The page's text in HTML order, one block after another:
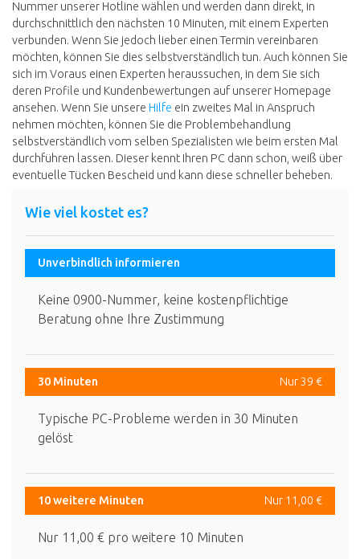
Nummer unserer Hotline wählen und werden dann direkt, in
durchschnittlich den nächsten 10 Minuten, mit einem Experten
verbunden. Wenn Sie jedoch lieber einen Termin vereinbaren
möchten, können Sie dies selbstverständlich tun. Auch können Sie
sich im Voraus einen Experten heraussuchen, in dem Sie sich
deren Profile und Kundenbewertungen auf unserer Homepage
ansehen. Wenn Sie unsere Hilfe ein zweites Mal in Anspruch
nehmen möchten, können Sie die Problembehandlung
selbstverständlich vom selben Spezialisten wie beim ersten Mal
durchführen lassen. Dieser kennt Ihren PC dann schon, weiß über
eventuelle Tücken Bescheid und kann diese schneller beheben.
Wie viel kostet es?
Unverbindlich informieren
Keine 0900-Nummer, keine kostenpflichtige
Beratung ohne Ihre Zustimmung
30 Minuten Nur 39 €
Typische PC-Probleme werden in 30 Minuten
gelöst
10 weitere Minuten Nur 11,00 €
Nur 11,00 € pro weitere 10 Minuten